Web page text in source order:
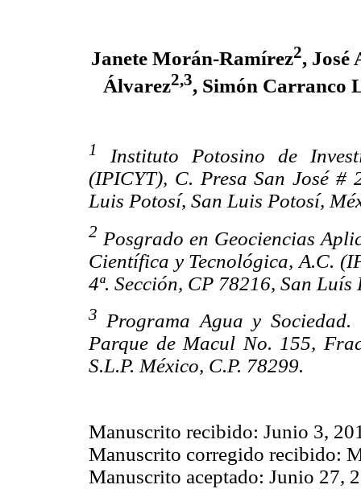
Janete Morán-Ramírez2, José
Álvarez2,3, Simón Carranco
1
Instituto Potosino de
(IPICYT), C. Presa San José #
Luis Potosí, San Luis Potosí,
2 Posgrado en Geociencias
Científica y Tecnológica, A.C.
4ª. Sección, CP 78216, San
3
Programa Agua y
Parque de Macul No. 155,
S.L.P. México, C.P. 78299.
Manuscrito recibido: Junio 3,
Manuscrito corregido recibido:
Manuscrito aceptado: Junio 27,